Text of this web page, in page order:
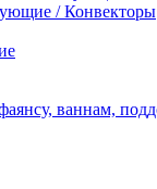
/ Конвекторы
ваннам,